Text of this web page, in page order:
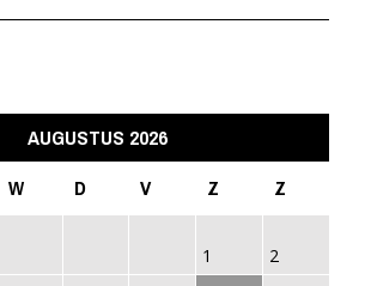
AUGUSTUS 2026
W D V Z Z
1 2